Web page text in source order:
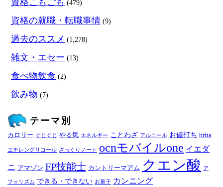
資格こもごも (479)
資格の就職・転職事情 (9)
過去のススメ (1,278)
雑文・エセー (13)
食べ物飲食 (2)
飲み物 (7)
テーマ別
カロリー ぐじぐじ やる気 エネルギー ことわざ アルコール お値打ち brita
エチレングリコール ざっくりノート ocnモバイルone イエダ
ニ アマゾン FP技能士 カントリーマアム クエン酸 ア
フォリズム できる・できない お菓子 カンニング